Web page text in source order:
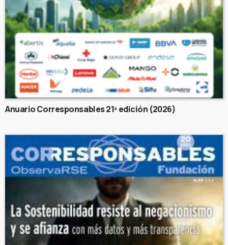
Anuario Corresponsables 21ª edición (2026)